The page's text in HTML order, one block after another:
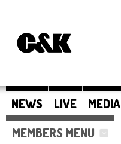
NEWS LIVE MEDIA
MEMBERS MENU